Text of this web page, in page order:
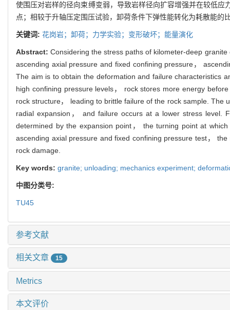
使围压对岩样的径向束缚变弱，导致岩样径向扩容增强并在较低
点；相较于升轴压定围压试验，卸荷条件下弹性能转化为耗散能的
关键词: 花岗岩；卸荷；力学实验；变形破坏；能量演化
Abstract:Considering the stress paths of kilometer-deep
ascending axial pressure and fixed confining pressure，
The aim is to obtain the deformation and failure characteristics
high confining pressure levels， rock stores more energy
rock structure， leading to brittle failure of the rock sample.
radial expansion， and failure occurs at a lower stress level.
determined by the expansion point， the turning point at
ascending axial pressure and fixed confining pressure test，
rock damage.
Key words: granite; unloading; mechanics experiment;
中图分类号:
TU45
参考文献
相关文章 15
Metrics
本文评价